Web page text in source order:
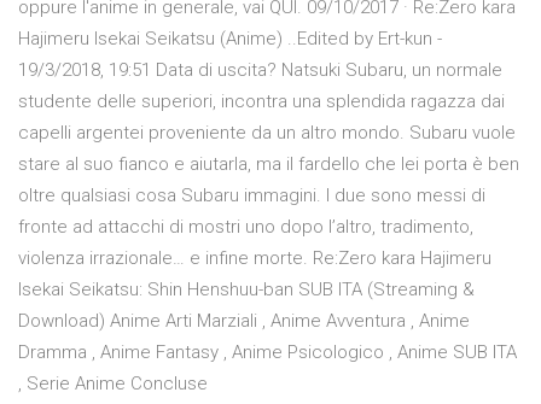
oppure l'anime in generale, vai QUI. 09/10/2017 · Re:Zero kara
Hajimeru Isekai Seikatsu (Anime) ..Edited by Ert-kun -
19/3/2018, 19:51 Data di uscita? Natsuki Subaru, un normale
studente delle superiori, incontra una splendida ragazza dai
capelli argentei proveniente da un altro mondo. Subaru vuole
stare al suo fianco e aiutarla, ma il fardello che lei porta è ben
oltre qualsiasi cosa Subaru immagini. I due sono messi di
fronte ad attacchi di mostri uno dopo l’altro, tradimento,
violenza irrazionale… e infine morte. Re:Zero kara Hajimeru
Isekai Seikatsu: Shin Henshuu-ban SUB ITA (Streaming &
Download) Anime Arti Marziali , Anime Avventura , Anime
Dramma , Anime Fantasy , Anime Psicologico , Anime SUB ITA
, Serie Anime Concluse